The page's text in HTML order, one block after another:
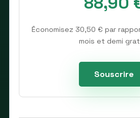
Économisez 30,50 € par
mois et demi
Souscrire